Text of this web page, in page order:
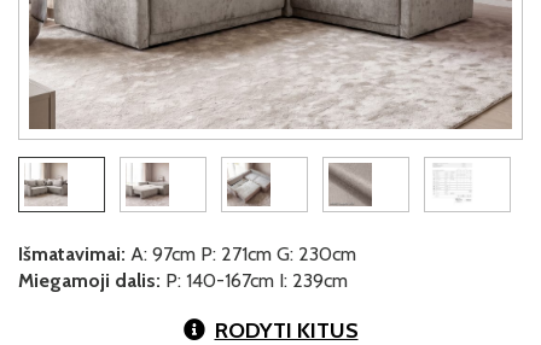
Išmatavimai: A: 97cm P: 271cm G: 230cm
Miegamoji dalis: P: 140-167cm I: 239cm
RODYTI KITUS